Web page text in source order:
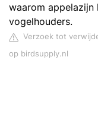
waarom
vogelhouders.
Verzoek tot
op birdsupply.nl